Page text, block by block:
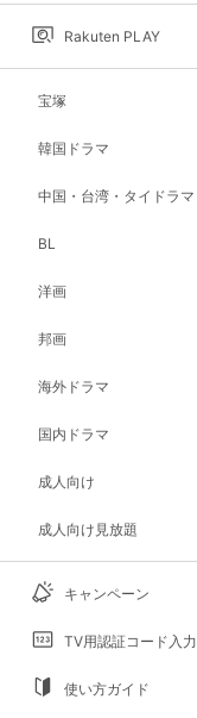
Rakuten PLAY
宝塚
韓国ドラマ
中国・台湾・タイドラマ
BL
洋画
邦画
海外ドラマ
国内ドラマ
成人向け
成人向け見放題
キャンペーン
TV用認証コード入力
使い方ガイド